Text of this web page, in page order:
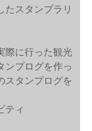
スタンプラリ
際に行った観光
ンプログを作っ
スタンプログを
ティ